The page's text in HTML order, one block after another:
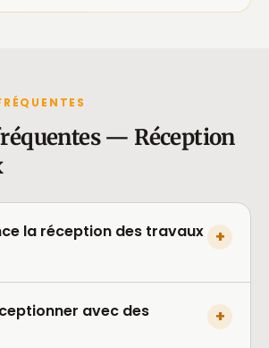
— Réception
la réception des travaux
+
avec des
+